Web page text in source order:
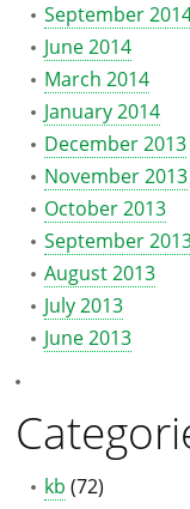
September
June 2014
March 2014
January 2014
December 2013
November 2013
October 2013
September
August 2013
July 2013
June 2013
kb (72)